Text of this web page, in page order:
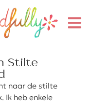
Stilte
naar de stilte
Ik heb enkele